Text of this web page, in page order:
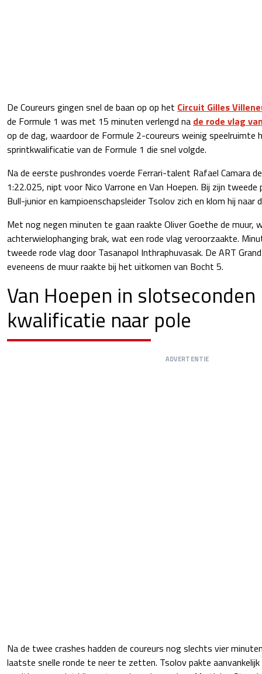
De Coureurs gingen snel de baan op op het Circuit Gilles
de Formule 1 was met 15 minuten verlengd na de rode vlag
op de dag, waardoor de Formule 2-coureurs weinig speelruimte
sprintkwalificatie van de Formule 1 die snel volgde.
Na de eerste pushrondes voerde Ferrari-talent Rafael Camara
1:22.025, nipt voor Nico Varrone en Van Hoepen. Bij zijn
Bull-junior en kampioenschapsleider Tsolov zich en klom hij naar
Met nog negen minuten te gaan raakte Oliver Goethe de muur,
achterwielophanging brak, wat een rode vlag veroorzaakte.
tweede rode vlag door Tasanapol Inthraphuvasak. De ART
eveneens de muur raakte bij het uitkomen van Bocht 5.
Van Hoepen in slotseconden
kwalificatie naar pole
ADVERTENTIE
Na de twee crashes hadden de coureurs nog slechts vier
laatste snelle ronde te neer te zetten. Tsolov pakte